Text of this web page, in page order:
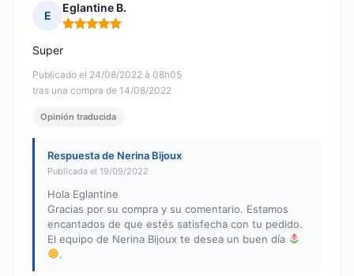
E
Eglantine B.
Nota: 5 de 5
Publicado el 24/08/2022 à 08h05
tras una compra de 14/08/2022
Super
Opinión traducida
Respuesta de Nerina Bijoux
Publicada el 19/09/2022
Hola Eglantine
Gracias por su compra y su comentario. Estamos
encantados de que estés satisfecha con tu pedido.
El equipo de Nerina Bijoux te desea un buen día
.